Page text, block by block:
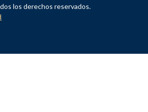
los derechos reservados.